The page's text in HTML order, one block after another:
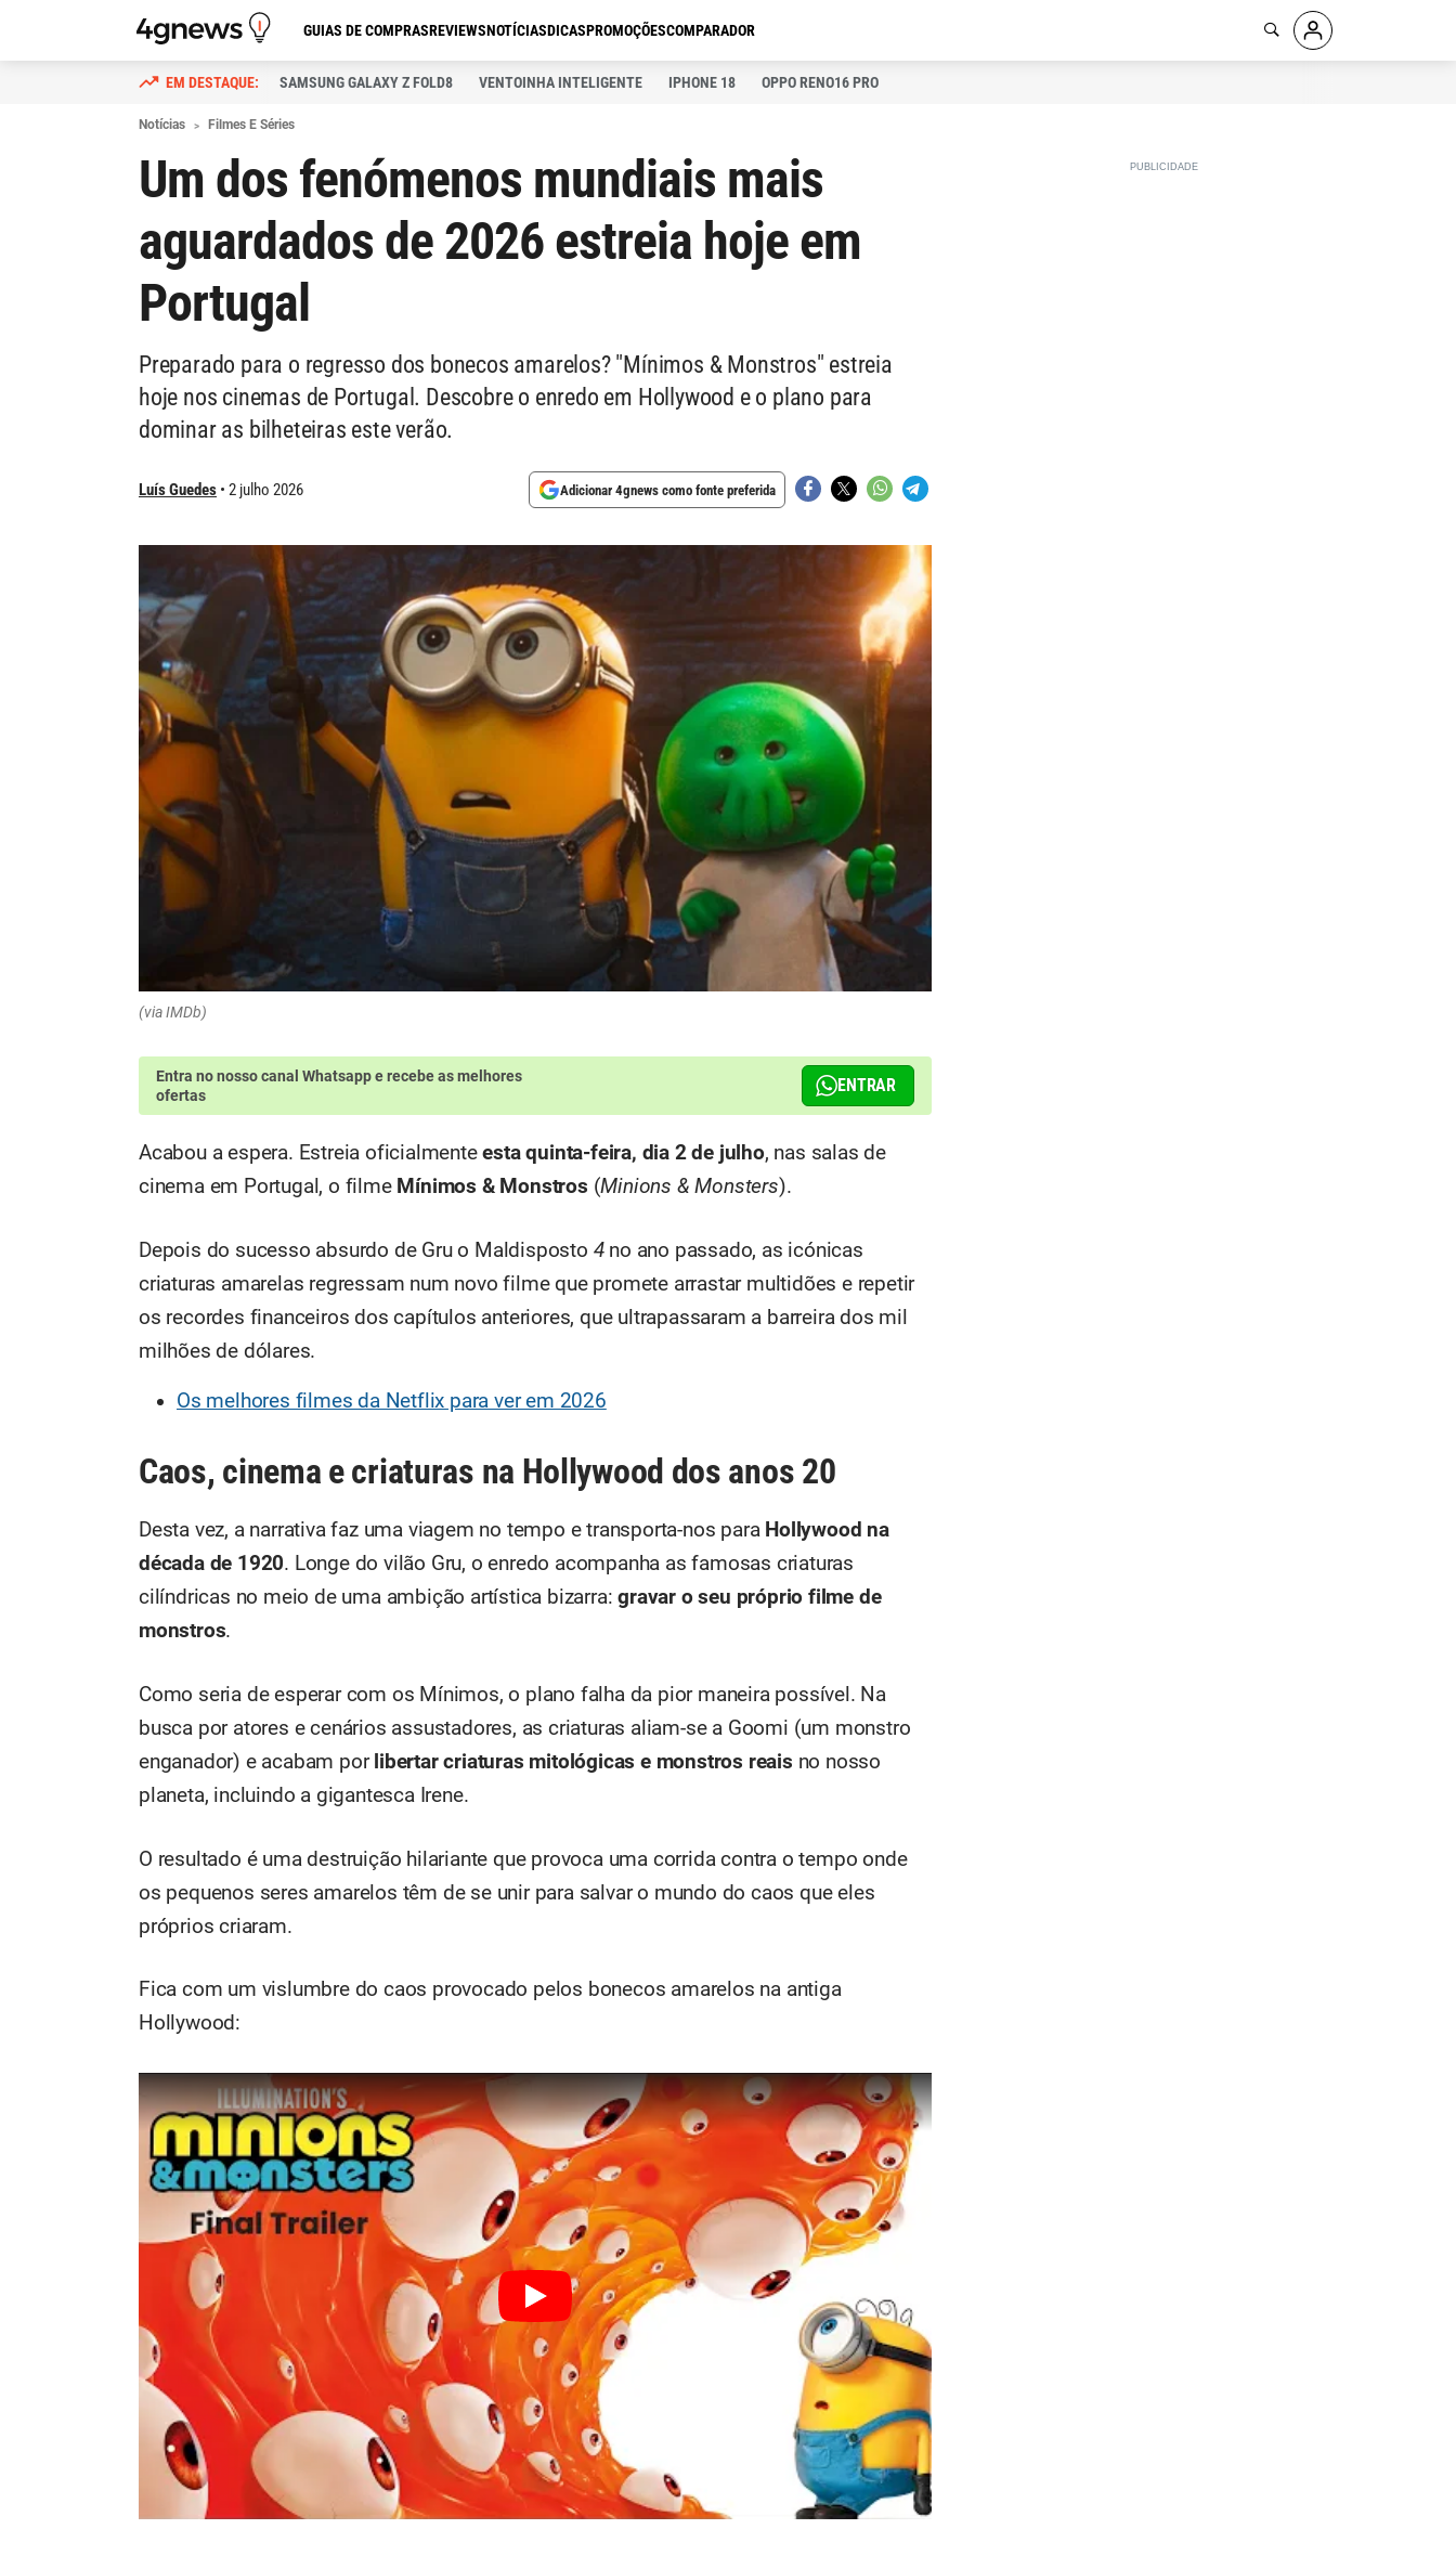
GUIAS DE COMPRASREVIEWSNOTÍCIASDICASPROMOÇÕESCOMPARADOR
SAMSUNG GALAXY Z FOLD8 VENTOINHA INTELIGENTE IPHONE 18 OPPO RENO16 PRO
Notícias Filmes E Séries
Um dos fenómenos mundiais mais
aguardados de 2026 estreia hoje em
Portugal
Preparado para o regresso dos bonecos amarelos? "Mínimos & Monstros" estreia
hoje nos cinemas de Portugal. Descobre o enredo em Hollywood e o plano para
dominar as bilheteiras este verão.
Luís Guedes 2 julho 2026 Adicionar 4gnews como fonte preferida
(via IMDb)
Entra no nosso canal Whatsappe recebe as melhores
ofertas
ENTRAR
Acabou a espera. Estreia oficialmenteesta quinta-feira, dia 2 de julho, nas salas de
cinema em Portugal, o filme Mínimos & Monstros (Minions & Monsters).
Depois do sucesso absurdo de Gru o Maldisposto 4no ano passado, as icónicas
criaturas amarelas regressam num novo filme que promete arrastar multidões e repetir
os recordes financeiros dos capítulos anteriores, que ultrapassaram a barreira dos mil
milhões de dólares.
Os melhores filmes da Netflix para ver em 2026
Caos, cinema e criaturas na Hollywood dos anos 20
Desta vez, a narrativa faz uma viagem no tempo e transporta-nos para Hollywood na
década de 1920. Longe do vilão Gru, o enredo acompanha as famosas criaturas
cilíndricas no meio de uma ambição artística bizarra:gravar o seu próprio filme de
monstros.
Como seria de esperar com os Mínimos, o plano falha da pior maneira possível. Na
busca por atores e cenários assustadores, as criaturas aliam-se a Goomi (um monstro
enganador) e acabam por libertar criaturas mitológicas e monstros reais no nosso
planeta, incluindo a gigantesca Irene.
O resultado é uma destruição hilariante que provoca uma corrida contra o tempo onde
os pequenos seres amarelos têm de se unir para salvar o mundo do caos que eles
próprios criaram.
Fica com um vislumbre do caos provocado pelos bonecos amarelos na antiga
Hollywood: